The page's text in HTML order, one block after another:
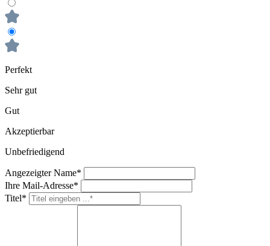
Perfekt
Sehr gut
Gut
Akzeptierbar
Unbefriedigend
Angezeigter Name*
Ihre Mail-Adresse*
Titel*